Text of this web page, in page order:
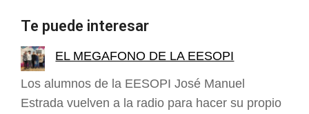
Te puede interesar
EL MEGAFONO DE LA EESOPI
Los alumnos de la EESOPI José Manuel
Estrada vuelven a la radio para hacer su propio